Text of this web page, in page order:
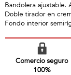
Bandolera ajustable.
Doble tirador en
Fondo interior
Comercio seguro
100%